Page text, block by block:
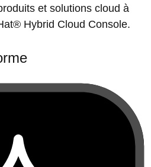
et solutions cloud à
Hybrid Cloud Console.